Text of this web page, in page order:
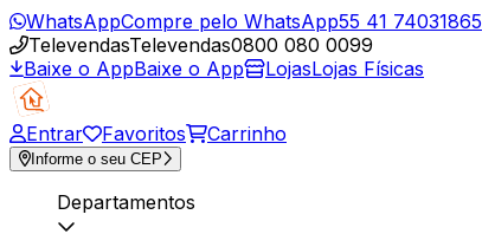
WhatsAppCompre pelo WhatsApp55 41 74031865
TelevendasTelevendas0800 080 0099
Baixe o AppBaixe o App LojasLojas Físicas
Entrar Favoritos Carrinho
Informe o seu CEP
Departamentos